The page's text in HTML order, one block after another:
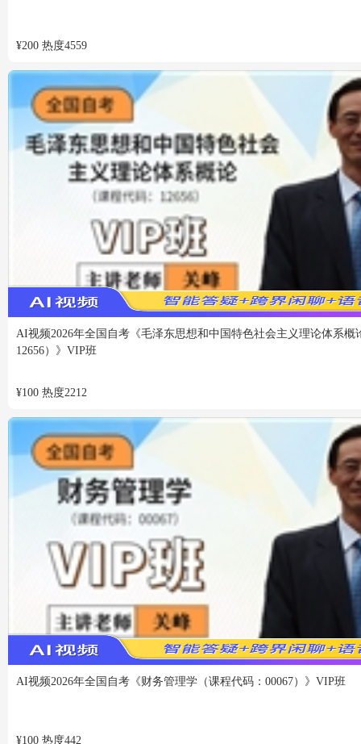
¥200 热度4559
AI视频2026年全国自考《毛泽东思想和中国特色社会主义理论体系概
12656）》VIP班
¥100 热度2212
AI视频2026年全国自考《财务管理学（课程代码：00067）》VIP班
¥100 热度442